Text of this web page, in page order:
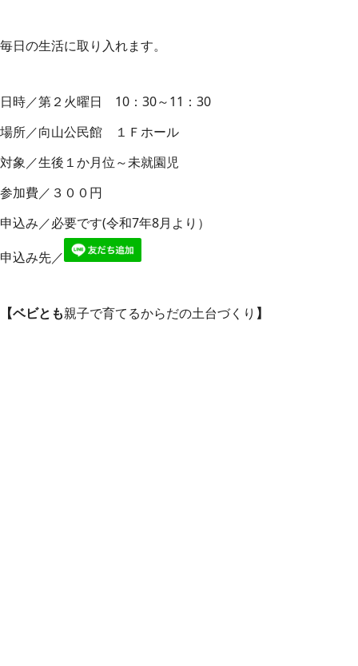
毎日の生活に取り入れます。
日時／第２火曜日 10：30～11：30
場所／向山公民館 １Ｆホール
対象／生後１か月位～未就園児
参加費／３００円
申込み／必要です(令和7年8月より）
申込み先／
【ベビとも親子で育てるからだの土台づくり 】